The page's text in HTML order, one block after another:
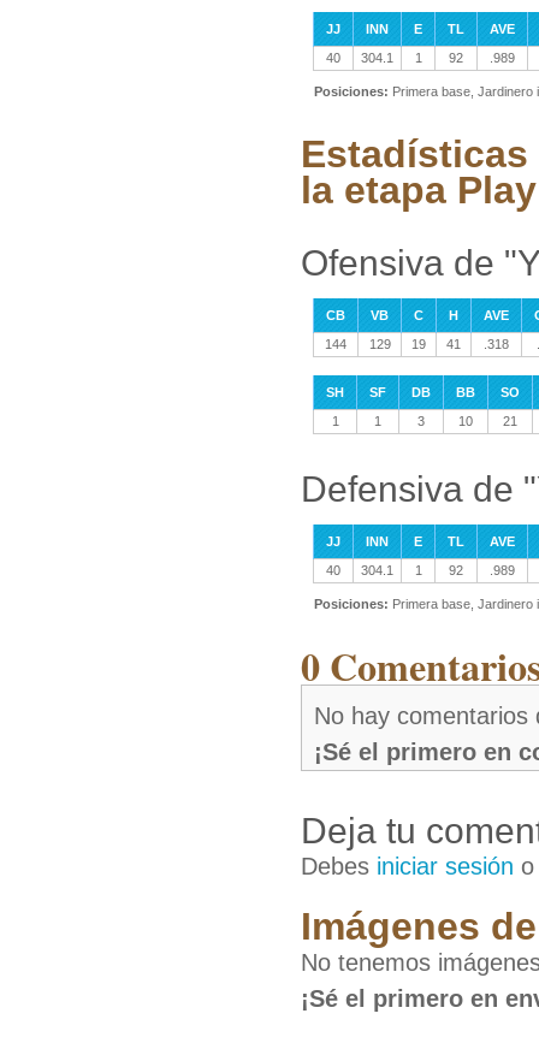
JJ INN E TL
AVE
40
304.1 1 92 .989
Posiciones: Primera base,
Estadísticas
la etapa
Ofensiva de
CB VB C H AVE
144
129 19 41 .318
SH SF DB BB
SO
1
1 3 10 21
Defensiva de
JJ INN E TL
AVE
40
304.1 1 92 .989
Posiciones: Primera base,
0
No hay comentarios
¡Sé el primero en
Deja tu
Debes iniciar sesión
Imágenes
No tenemos
¡Sé el primero en